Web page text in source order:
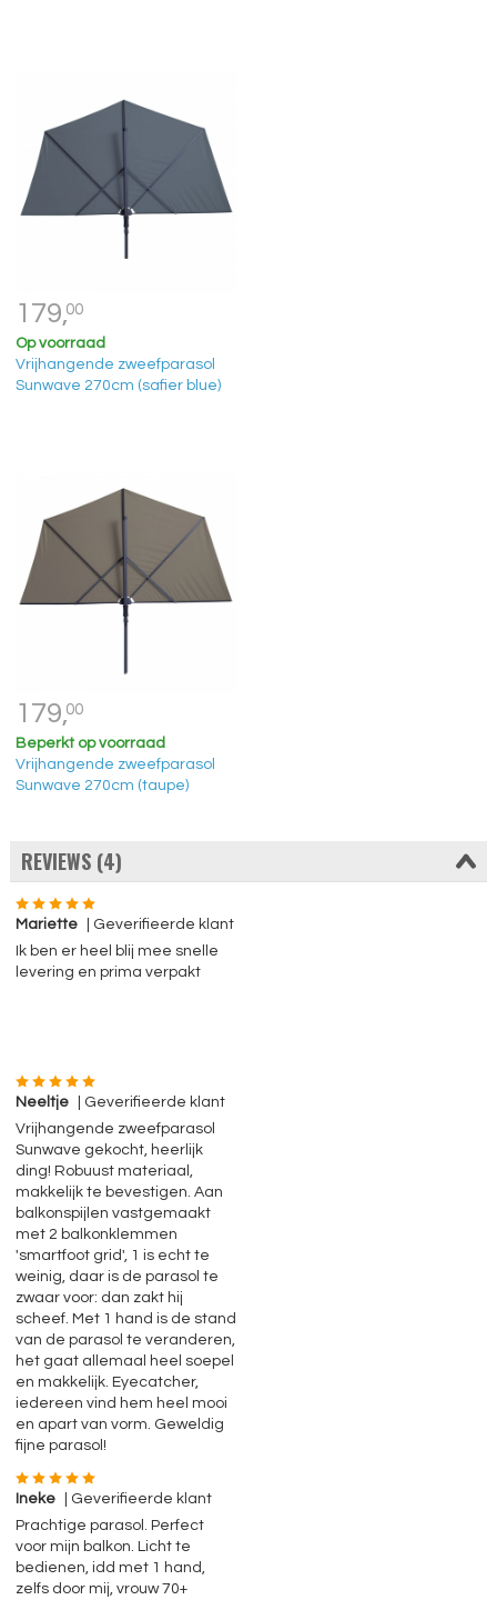
179,00
Op voorraad
Vrijhangende zweefparasol
Sunwave 270cm (safier blue)
179,00
Beperkt op voorraad
Vrijhangende zweefparasol
Sunwave 270cm (taupe)
REVIEWS (4)
Mariette
| Geverifieerde klant
Ik ben er heel blij mee snelle
levering en prima verpakt
Neeltje
| Geverifieerde klant
Vrijhangende zweefparasol
Sunwave gekocht, heerlijk
ding! Robuust materiaal,
makkelijk te bevestigen. Aan
balkonspijlen vastgemaakt
met 2 balkonklemmen
'smartfoot grid', 1 is echt te
weinig, daar is de parasol te
zwaar voor: dan zakt hij
scheef. Met 1 hand is de stand
van de parasol te veranderen,
het gaat allemaal heel soepel
en makkelijk. Eyecatcher,
iedereen vind hem heel mooi
en apart van vorm. Geweldig
fijne parasol!
Ineke
| Geverifieerde klant
Prachtige parasol. Perfect
voor mijn balkon. Licht te
bedienen, idd met 1 hand,
zelfs door mij, vrouw 70+